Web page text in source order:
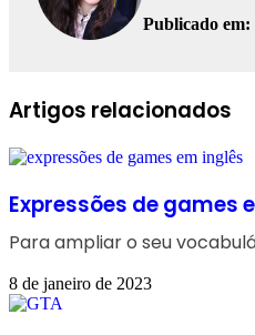
Publicado em:
Facebook
Linkedin
WhatsApp
Telegram
Artigos relacionados
Expressões de games
Para ampliar o seu
8 de janeiro de 2023